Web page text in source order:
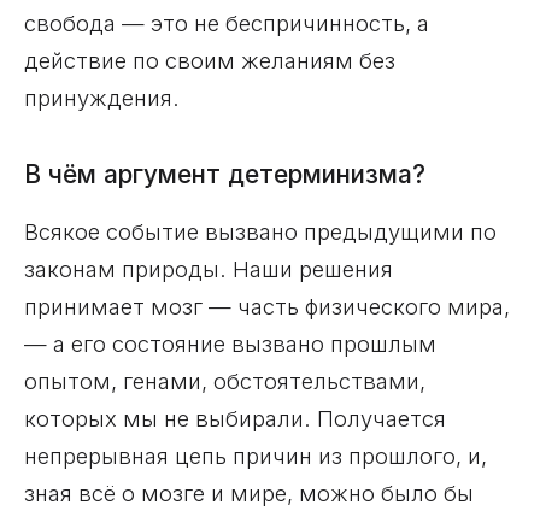
свобода — это не беспричинность, а
действие по своим желаниям без
принуждения.
В чём аргумент детерминизма?
Всякое событие вызвано предыдущими по
законам природы. Наши решения
принимает мозг — часть физического мира,
— а его состояние вызвано прошлым
опытом, генами, обстоятельствами,
которых мы не выбирали. Получается
непрерывная цепь причин из прошлого, и,
зная всё о мозге и мире, можно было бы